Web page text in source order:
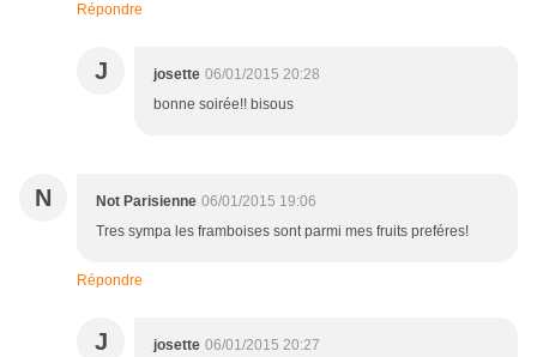
Répondre
J josette 06/01/2015 20:28
bonne soirée!! bisous
N Not Parisienne 06/01/2015 19:06
Tres sympa les framboises sont parmi mes fruits preféres!
Répondre
J josette 06/01/2015 20:27